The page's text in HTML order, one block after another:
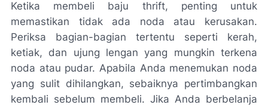
Ketika membeli baju thrift, penting untuk
memastikan tidak ada noda atau kerusakan.
Periksa bagian-bagian tertentu seperti kerah,
ketiak, dan ujung lengan yang mungkin terkena
noda atau pudar. Apabila Anda menemukan noda
yang sulit dihilangkan, sebaiknya pertimbangkan
kembali sebelum membeli. Jika Anda berbelanja